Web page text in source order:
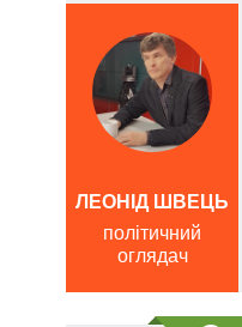
ЛЕОНІД ШВЕЦЬ
політичний
оглядач